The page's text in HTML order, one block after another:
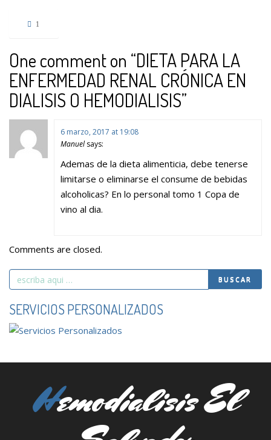
1
One comment on “DIETA PARA LA
ENFERMEDAD RENAL CRÓNICA EN
DIALISIS O HEMODIALISIS”
6 marzo, 2017 at 19:08
Manuel says:
Ademas de la dieta alimenticia, debe tenerse
limitarse o eliminarse el consume de bebidas
alcoholicas? En lo personal tomo 1 Copa de
vino al dia.
Comments are closed.
Search
for
BUSCAR
SERVICIOS PERSONALIZADOS
Hemodialisis El